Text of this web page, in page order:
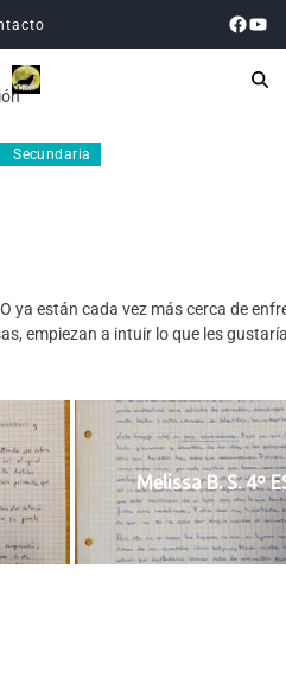
Secundaria
ya están cada vez más cerca de
empiezan a intuir lo que les
Melissa B. S. 4º